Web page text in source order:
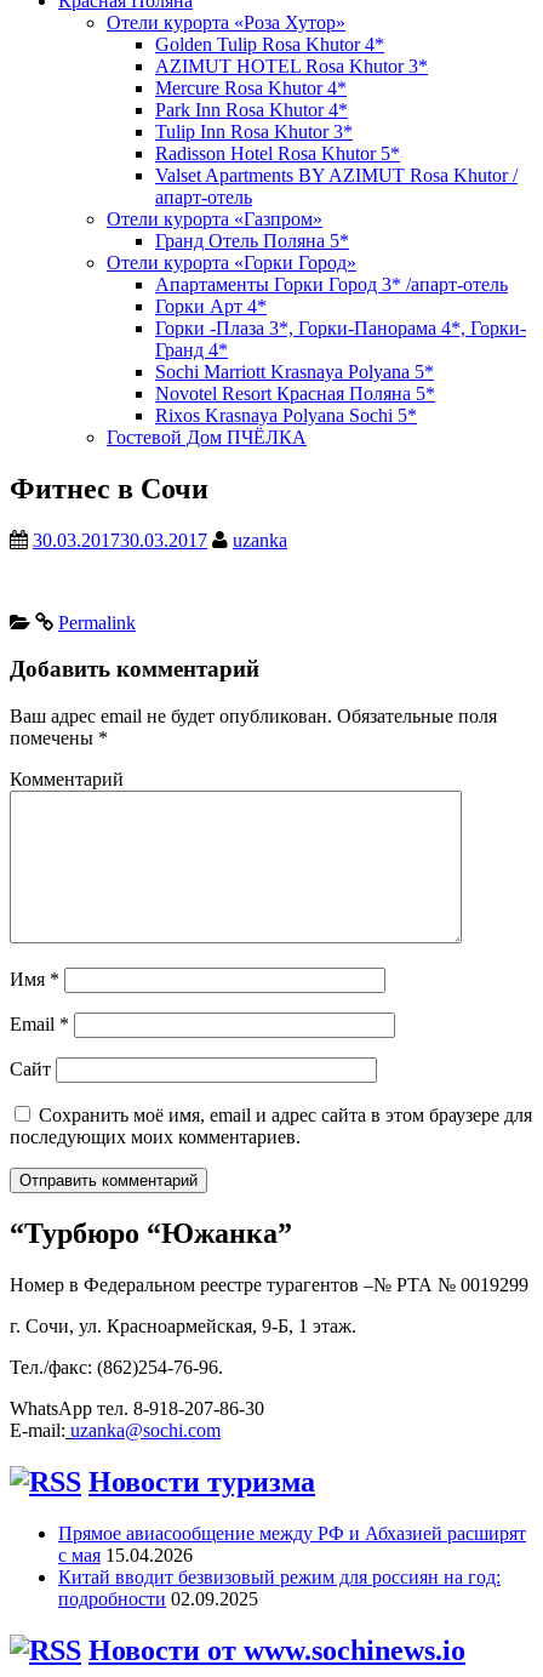
Отели курорта «Роза Хутор»
Golden Tulip Rosa Khutor 4*
AZIMUT HOTEL Rosa Khutor 3*
Mercure Rosa Khutor 4*
Park Inn Rosa Khutor 4*
Tulip Inn Rosa Khutor 3*
Radisson Hotel Rosa Khutor 5*
Valset Apartments BY AZIMUT Rosa Khutor /
апарт-отель
Отели курорта «Газпром»
Гранд Отель Поляна 5*
Отели курорта «Горки Город»
Апартаменты Горки Город 3* /апарт-отель
Горки Арт 4*
Горки -Плаза 3*, Горки-Панорама 4*, Горки-
Гранд 4*
Sochi Marriott Krasnaya Polyana 5*
Novotel Resort Красная Поляна 5*
Rixos Krasnaya Polyana Sochi 5*
Гостевой Дом ПЧЁЛКА
Фитнес в Сочи
30.03.201730.03.2017 uzanka
Permalink
Добавить комментарий
Ваш адрес email не будет опубликован. Обязательные поля
помечены *
Комментарий
Имя *
Email *
Сайт
Сохранить моё имя, email и адрес сайта в этом браузере для
последующих моих комментариев.
“Турбюро “Южанка”
Номер в Федеральном реестре турагентов –№ РТА № 0019299
г. Сочи, ул. Красноармейская, 9-Б, 1 этаж.
Тел./факс: (862)254-76-96.
WhatsApp тел. 8-918-207-86-30
E-mail: uzanka@sochi.com
Новости туризма
Прямое авиасообщение между РФ и Абхазией расширят
с мая 15.04.2026
Китай вводит безвизовый режим для россиян на год:
подробности 02.09.2025
Новости от www.sochinews.io